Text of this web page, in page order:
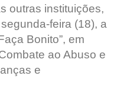
outras instituições,
feira (18), a
Bonito”, em
ao Abuso e
e